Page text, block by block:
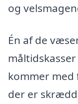
og
Én af de
kommer med
der er